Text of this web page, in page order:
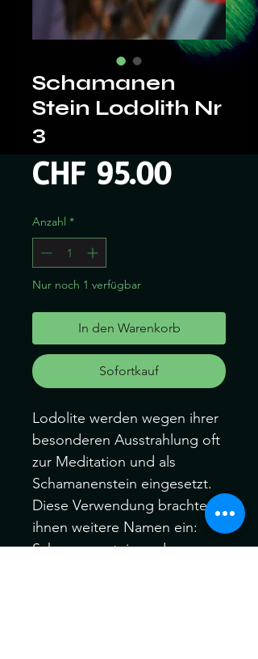
Schamanen
Stein Lodolith Nr
3
CHF 95.00Preis
Anzahl *
Nur noch 1 verfügbar
In den Warenkorb
Sofortkauf
Lodolite werden wegen ihrer
besonderen Ausstrahlung oft
zur Meditation und als
Schamanenstein eingesetzt.
Diese Verwendung brachten
ihnen weitere Namen ein:
Schamanenstein und